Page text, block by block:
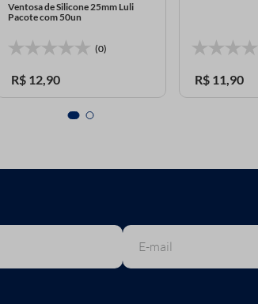
Ventosa de Silicone 25mm Luli
Pacote com 50un
(0)
R$ 12,90 R$ 11,90